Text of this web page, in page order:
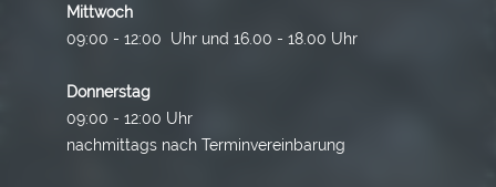
Mittwoch
09:00 - 12:00 Uhr und 16.00 - 18.00 Uhr
Donnerstag
09:00 - 12:00 Uhr
nachmittags nach Terminvereinbarung